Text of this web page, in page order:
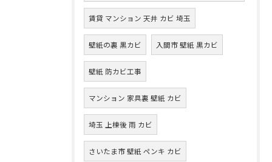
賃貸 マンション 天井 カビ 埼玉
壁紙の裏 黒カビ 入間市 壁紙 黒カビ
壁紙 防カビ工事
マンション 家具裏 壁紙 カビ
埼玉 上棟後 雨 カビ
さいたま市 壁紙 ペンキ カビ